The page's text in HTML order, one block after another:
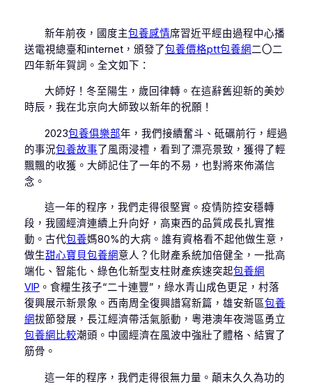
新年前夜，國度主包養感情席習近平經由過程中心播
送電視總臺和internet，頒發了包養價格ptt包養網 二〇二
四年新年賀詞。全文如下：
大師好！冬至陽生，歲回律轉。在這辭舊迎新的美妙
時辰，我在北京向大師致以新年的祝願！
2023包養俱樂部年，我們接續奮斗、砥礪前行，經過
的事況包養故事了風雨浸禮，看到了漂亮景致，獲得了輕
飄飄的收獲。大師記住了一年的不易，也對將來佈滿信
念。
這一年的程序，我們走得很堅實。疫情防控安穩轉
段，我國經濟連續上升向好，高東西的品質成長扎實推
動。古代包養媽80%的大病。誰有資格看不起他做生意，
做生甜心寶貝包養網意人？化財產系統加倍健全，一批高
端化、智能化、綠色化新型支柱財產疾速突起包養網
VIP 。食糧生孩子“二十連豐”，綠水青山成色更足，村落
復興展示新景象。西南周全復興譜寫新篇，雄安新區包養
網拔節發展，長江經濟帶活氣脈動，粵港澳年夜灣區勇立
包養網比較潮頭。中國經濟在風波中強壯了體格、結實了
筋骨。
這一年的程序，我們走得很無力量。顛末久久為功的